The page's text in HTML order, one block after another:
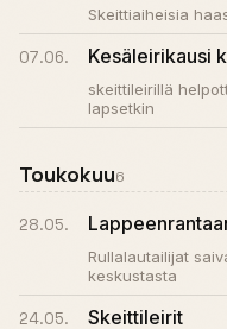
Skeittiaiheisia
07.06. Kesäleirikausi
skeittileirillä
lapsetkin
Toukokuu6
28.05.
Rullalautailijat
keskustasta
24.05. Skeittileirit